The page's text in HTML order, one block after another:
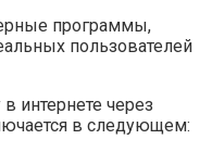
программы,
пользователей
интернете через
в следующем: